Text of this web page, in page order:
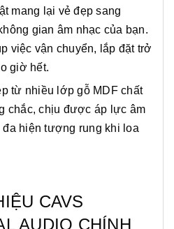
mang lại vẻ đẹp sang
gian âm nhạc của bạn.
việc vận chuyển, lắp đặt trở
giờ hết.
từ nhiều lớp gỗ MDF chất
chắc, chịu được áp lực âm
đa hiện tượng rung khi loa
CAVS
AUDIO CHÍNH